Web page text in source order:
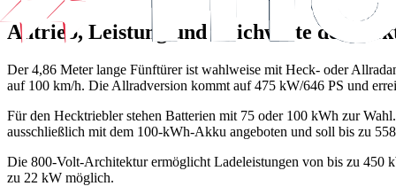
Antrieb, Leistung und Reichweite des
Der 4,86 Meter lange Fünftürer ist wahlweise mit Heck- oder
auf 100 km/h. Die Allradversion kommt auf 475 kW/646 PS und
Für den Hecktriebler stehen Batterien mit 75 oder 100 kWh zur
ausschließlich mit dem 100-kWh-Akku angeboten und soll bis zu
Die 800-Volt-Architektur ermöglicht Ladeleistungen von bis zu 450
zu 22 kW möglich.